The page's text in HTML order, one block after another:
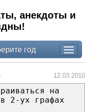
анекдоты и
год
12.03.2010
на
2-ух графах